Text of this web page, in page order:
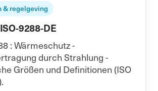
& regelgeving
9288-DE
: Wärmeschutz -
durch Strahlung -
Größen und Definitionen (ISO